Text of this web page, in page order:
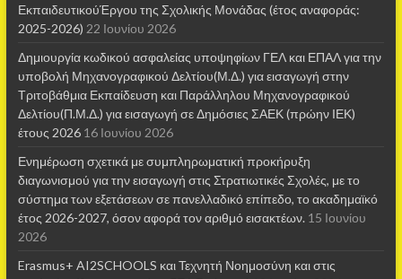
ΕκπαιδευτικούΈργου της Σχολικής Μονάδας (έτος αναφοράς:
2025-2026) 22 Ιουνίου 2026
Δημιουργία κωδικού ασφαλείας υποψηφίων ΓΕΛ και ΕΠΑΛ για την
υποβολή Μηχανογραφικού Δελτίου(Μ.Δ.) για εισαγωγή στην
Τριτοβάθμια Εκπαίδευση και Παράλληλου Μηχανογραφικού
Δελτίου(Π.Μ.Δ.) για εισαγωγή σε Δημόσιες ΣΑΕΚ (πρώην ΙΕΚ)
έτους 2026 16 Ιουνίου 2026
Ενημέρωση σχετικά με συμπληρωματική προκήρυξη
διαγωνισμού για την εισαγωγή στις Στρατιωτικές Σχολές, με το
σύστημα των εξετάσεων σε πανελλαδικό επίπεδο, το ακαδημαϊκό
έτος 2026-2027, όσον αφορά τον αριθμό εισακτέων. 15 Ιουνίου
2026
Erasmus+ AI2SCHOOLS και Τεχνητή Νοημοσύνη και στις